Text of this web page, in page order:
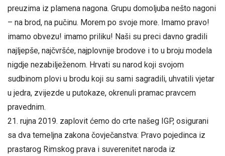
preuzima iz plamena nagona. Grupu domoljuba nešto nagoni
– na brod, na pučinu. Morem po svoje more. Imamo pravo!
imamo obvezu! imamo priliku! Naši su preci davno gradili
najljepše, najčvršće, najplovnije brodove i to u broju modela
nigdje nezabilježenom. Hrvati su narod koji svojom
sudbinom plovi u brodu koji su sami sagradili, uhvatili vjetar
u jedra, zvijezde u putokaze, okrenuli pramac pravcem
pravednim.
21. rujna 2019. zaplovit ćemo do crte našeg IGP, osigurani
sa dva temeljna zakona čovječanstva: Pravo pojedinca iz
prastarog Rimskog prava i suverenitet naroda iz